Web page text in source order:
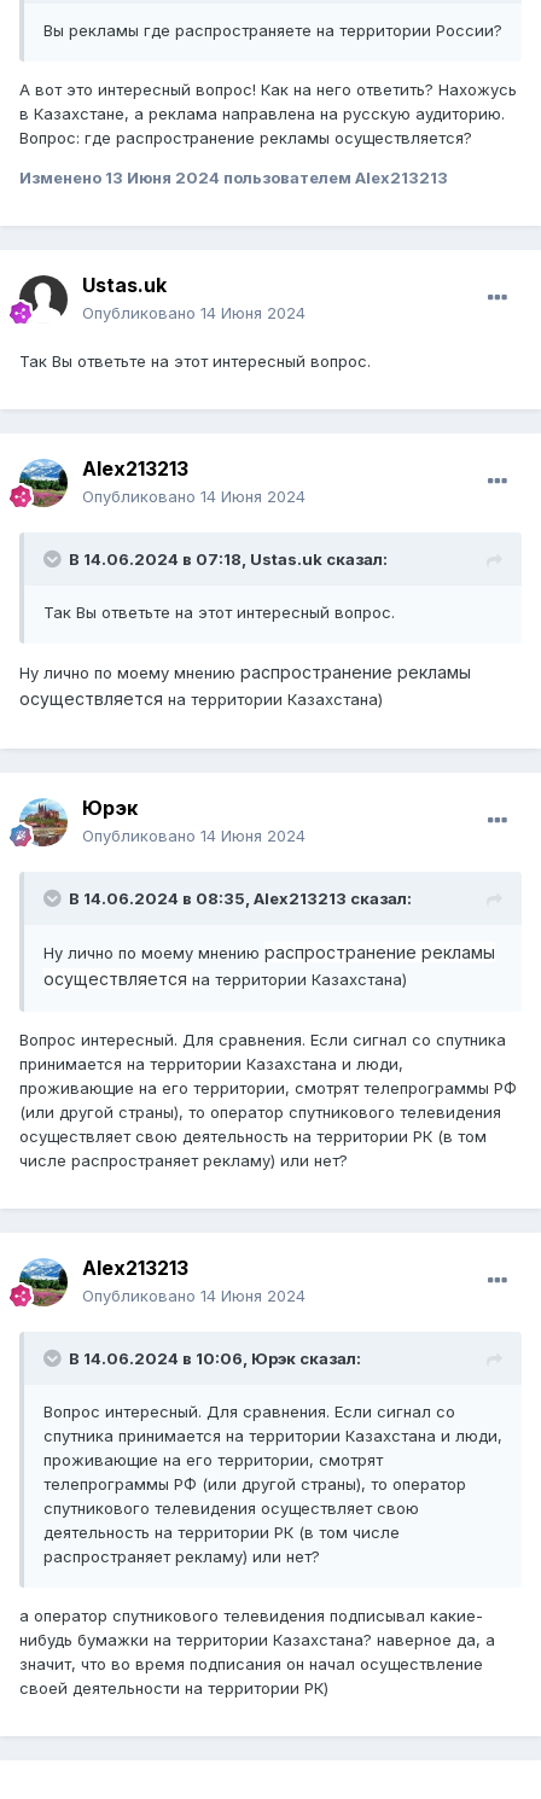
Вы рекламы где распространяете на территории России?
А вот это интересный вопрос! Как на него ответить? Нахожусь
в Казахстане, а реклама направлена на русскую аудиторию.
Вопрос: где распространение рекламы осуществляется?
Изменено 13 Июня 2024 пользователем Alex213213
Ustas.uk
Опубликовано 14 Июня 2024
Так Вы ответьте на этот интересный вопрос.
Alex213213
Опубликовано 14 Июня 2024
В 14.06.2024 в 07:18, Ustas.uk сказал:
Так Вы ответьте на этот интересный вопрос.
Ну лично по моему мнению распространение рекламы
осуществляется на территории Казахстана)
Юрэк
Опубликовано 14 Июня 2024
В 14.06.2024 в 08:35, Alex213213 сказал:
Ну лично по моему мнению распространение рекламы
осуществляется на территории Казахстана)
Вопрос интересный. Для сравнения. Если сигнал со спутника
принимается на территории Казахстана и люди,
проживающие на его территории, смотрят телепрограммы РФ
(или другой страны), то оператор спутникового телевидения
осуществляет свою деятельность на территории РК (в том
числе распространяет рекламу) или нет?
Alex213213
Опубликовано 14 Июня 2024
В 14.06.2024 в 10:06, Юрэк сказал:
Вопрос интересный. Для сравнения. Если сигнал со
спутника принимается на территории Казахстана и люди,
проживающие на его территории, смотрят
телепрограммы РФ (или другой страны), то оператор
спутникового телевидения осуществляет свою
деятельность на территории РК (в том числе
распространяет рекламу) или нет?
а оператор спутникового телевидения подписывал какие-
нибудь бумажки на территории Казахстана? наверное да, а
значит, что во время подписания он начал осуществление
своей деятельности на территории РК)